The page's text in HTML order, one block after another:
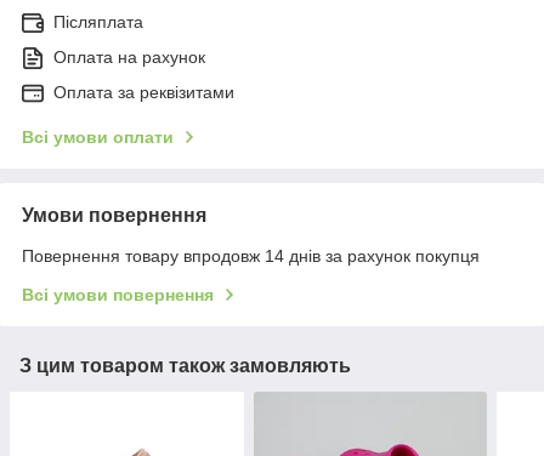
Післяплата
Оплата на рахунок
Оплата за реквізитами
Всі умови оплати
Умови повернення
Повернення товару впродовж 14 днів за рахунок покупця
Всі умови повернення
З цим товаром також замовляють